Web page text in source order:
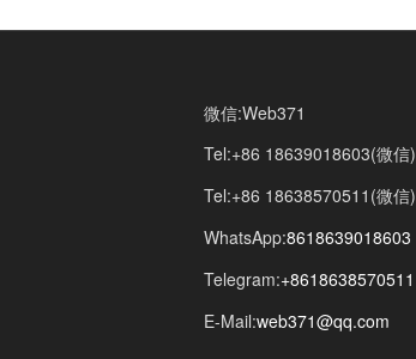
微信:Web371
Tel:+86 18639018603(微信)
Tel:+86 18638570511(微信)
WhatsApp:8618639018603
Telegram:+8618638570511
E-Mail:web371@qq.com